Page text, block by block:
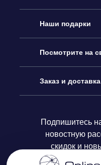
Обслуживание
Как с нами
Блог
Отзывы
Наши подарки
Онлайн подарок
Подарочный
Подарочная
Посмотрите на
Звездный реестр
Заказ и доставка
Платежная
Подпишитесь
новостную
скидок и